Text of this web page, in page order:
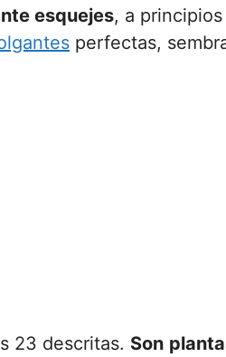
esquejes, a
perfectas,
23 descritas. Son